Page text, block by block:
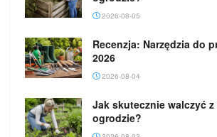
2026-08-05
Recenzja: Narzędzia do
2026
2026-08-04
Jak skutecznie walczyć
ogrodzie?